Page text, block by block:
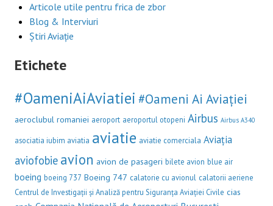
Articole utile pentru frica de zbor
Blog & Interviuri
Știri Aviație
Etichete
#OameniAiAviatiei #Oameni Ai Aviației
aeroclubul romaniei aeroport aeroportul otopeni Airbus Airbus A340
asociatia iubim aviatia aviatie aviatie comerciala Aviația
aviofobie avion avion de pasageri bilete avion blue air
boeing boeing 737 Boeing 747 calatorie cu avionul calatorii aeriene
Centrul de Investigații și Analiză pentru Siguranța Aviației Civile cias